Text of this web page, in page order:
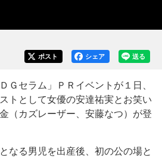
送る
シェア
ポスト
Ｇセラム」ＰＲイベントが１日、
トとして女優の安達祐実とお笑い
（カズレーザー、安藤なつ）が登
なる男児を出産後、初の公の場と